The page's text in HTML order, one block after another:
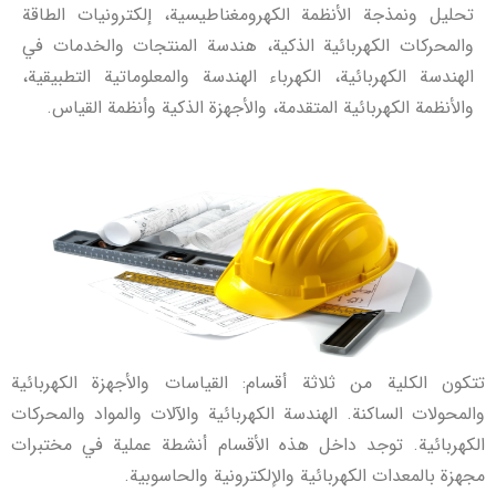
تحليل ونمذجة الأنظمة الكهرومغناطيسية، إلكترونيات الطاقة
والمحركات الكهربائية الذكية، هندسة المنتجات والخدمات في
الهندسة الكهربائية، الكهرباء الهندسة والمعلوماتية التطبيقية،
والأنظمة الكهربائية المتقدمة، والأجهزة الذكية وأنظمة القياس.
تتكون الكلية من ثلاثة أقسام: القياسات والأجهزة الكهربائية
والمحولات الساكنة. الهندسة الكهربائية والآلات والمواد والمحركات
الكهربائية. توجد داخل هذه الأقسام أنشطة عملية في مختبرات
مجهزة بالمعدات الكهربائية والإلكترونية والحاسوبية.